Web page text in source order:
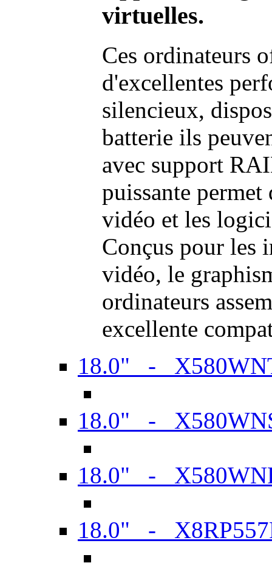
virtuelles.
Ces ordinateurs
d'excellentes
silencieux,
batterie ils
avec support
puissante permet
vidéo et les
Conçus pour les
vidéo, le
ordinateurs
excellente
18.0" -
18.0" -
18.0" -
18.0" -